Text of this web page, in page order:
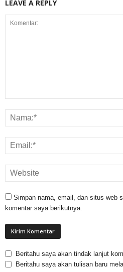
LEAVE A REPLY
Simpan nama, email, dan situs web
komentar saya berikutnya.
Beritahu saya akan tindak lanjut
Beritahu saya akan tulisan baru